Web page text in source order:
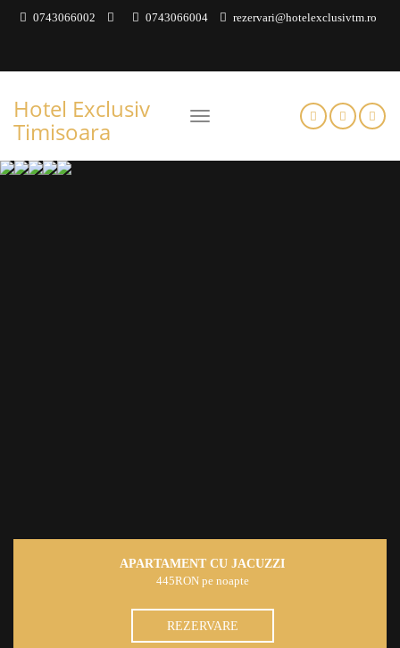
0743066002 0743066004 rezervari@hotelexclusivtm.ro
Hotel Exclusiv
Timisoara
APARTAMENT CU JACUZZI
445RON pe noapte
REZERVARE